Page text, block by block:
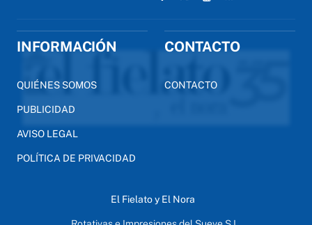
INFORMACIÓN
QUIÉNES SOMOS
PUBLICIDAD
AVISO LEGAL
POLÍTICA DE PRIVACIDAD
CONTACTO
CONTACTO
El Fielato y El Nora